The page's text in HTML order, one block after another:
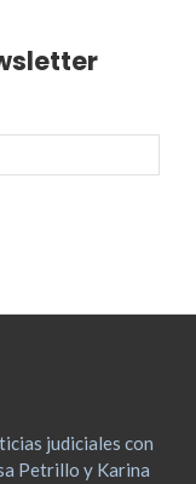
judiciales con
Petrillo y Karina